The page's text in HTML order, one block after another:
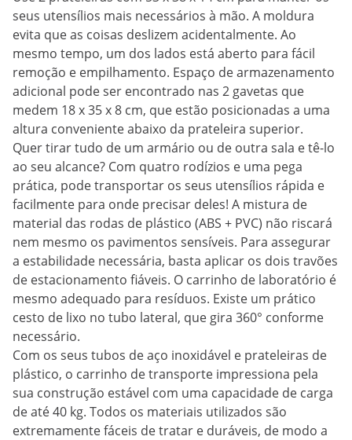
seus utensílios mais necessários à mão. A moldura
evita que as coisas deslizem acidentalmente. Ao
mesmo tempo, um dos lados está aberto para fácil
remoção e empilhamento. Espaço de armazenamento
adicional pode ser encontrado nas 2 gavetas que
medem 18 x 35 x 8 cm, que estão posicionadas a uma
altura conveniente abaixo da prateleira superior.
Quer tirar tudo de um armário ou de outra sala e tê-lo
ao seu alcance? Com quatro rodízios e uma pega
prática, pode transportar os seus utensílios rápida e
facilmente para onde precisar deles! A mistura de
material das rodas de plástico (ABS + PVC) não riscará
nem mesmo os pavimentos sensíveis. Para assegurar
a estabilidade necessária, basta aplicar os dois travões
de estacionamento fiáveis. O carrinho de laboratório é
mesmo adequado para resíduos. Existe um prático
cesto de lixo no tubo lateral, que gira 360° conforme
necessário.
Com os seus tubos de aço inoxidável e prateleiras de
plástico, o carrinho de transporte impressiona pela
sua construção estável com uma capacidade de carga
de até 40 kg. Todos os materiais utilizados são
extremamente fáceis de tratar e duráveis, de modo a